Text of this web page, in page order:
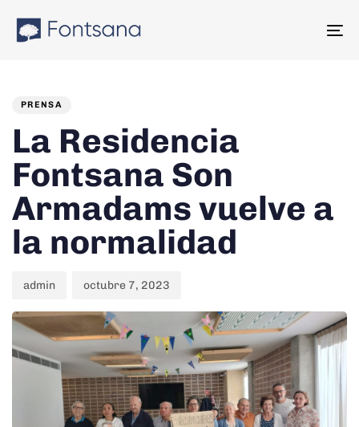
links
PRENSA
La Residencia
Fontsana Son
Armadams vuelve a
la normalidad
admin octubre 7, 2023